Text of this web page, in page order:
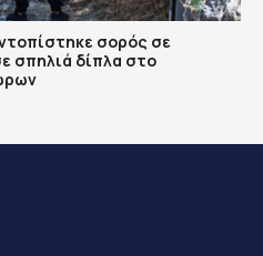
σορός σε
σπηλιά δίπλα στο